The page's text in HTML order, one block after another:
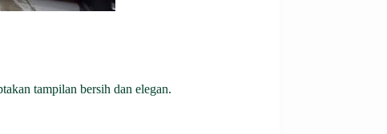
tampilan bersih dan elegan.